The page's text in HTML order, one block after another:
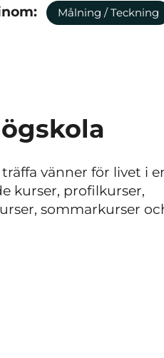
Målning / Teckning
vänner för livet i
kurser, profilkurser,
sommarkurser